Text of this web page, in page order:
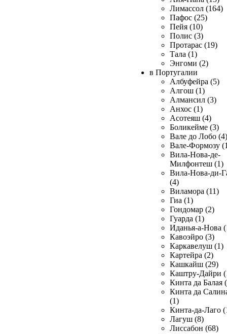
Лимассол (164)
Пафос (25)
Пейя (10)
Полис (3)
Протарас (19)
Тала (1)
Энгоми (2)
в Португалии
Албуфейра (5)
Алгош (1)
Алмансил (3)
Анхос (1)
Асотеяш (4)
Боликейме (3)
Вале до Лобо (4)
Вале-Формозу
Вила-Нова-де-
Милфонтеш (1)
Вила-Нова-ди-
(4)
Виламора (11)
Гиа (1)
Гондомар (2)
Гуарда (1)
Иданья-а-Нова
Кавоэйро (3)
Каркавелуш (1)
Картейра (2)
Кашкайш (29)
Каштру-Дайри
Кинта да Балая
Кинта да
(1)
Кинта-да-Лаго
Лагуш (8)
Лиссабон (68)